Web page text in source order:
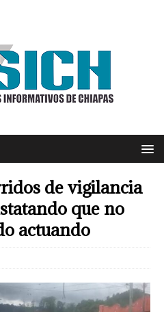
de vigilancia
que no
actuando